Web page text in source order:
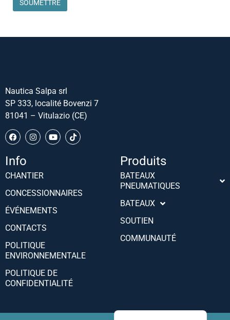
Nautica Salpa srl
SP 333, localité Bovenzi 7
81041 – Vitulazio (CE)
Info
CHANTIER
CONCESSIONNAIRES
ÉVÉNEMENTS
CONTACTS
POLITIQUE
ENVIRONNEMENTALE
POLITIQUE DE
CONFIDENTIALITÉ
Produits
BATEAUX
PNEUMATIQUES
BATEAUX
SOUTIEN
COMMUNAUTÉ
Türkçe
Hrvatski
Slovenščina
Português (AO90)